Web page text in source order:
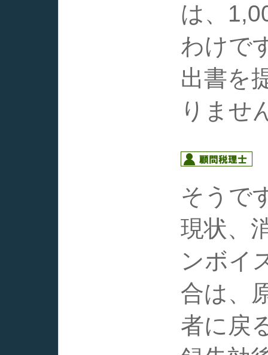
は、
わけで
出書を
りませ
そうで
現状、
ンボイ
合は、
者に戻